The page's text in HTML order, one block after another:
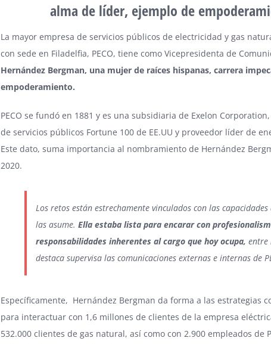
alma de líder, ejemplo de
La mayor empresa de servicios públicos de electricidad y gas
con sede en Filadelfia, PECO, tiene como Vicepresidenta de
Hernández Bergman, una mujer de raíces hispanas, carrera
empoderamiento.
PECO se fundó en 1881 y es una subsidiaria de Exelon
de servicios públicos Fortune 100 de EE.UU y proveedor líder de
Este dato, suma importancia al nombramiento de Hernández
2020.
Los retos están estrechamente vinculados con las capacidades
las asume. Ella estaba lista para encarar con
responsabilidades inherentes al cargo que hoy ocupa, entre
destaca supervisa las comunicaciones externas e internas de
Específicamente, Hernández Bergman da forma a las estrategias
para interactuar con 1,6 millones de clientes de la empresa
532.000 clientes de gas natural, así como con 2.900 empleados de